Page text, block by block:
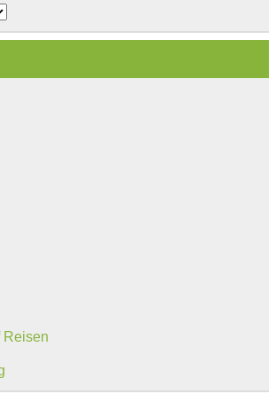
Reisen